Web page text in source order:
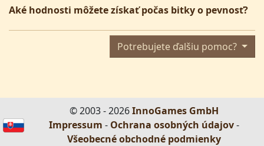
Aké hodnosti môžete získať počas bitky o pevnosť?
Potrebujete ďalšiu pomoc?
© 2003 - 2026InnoGames GmbH
Impressum - Ochrana osobných údajov-
Všeobecné obchodné podmienky